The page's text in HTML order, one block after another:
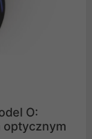
O:
optycznym